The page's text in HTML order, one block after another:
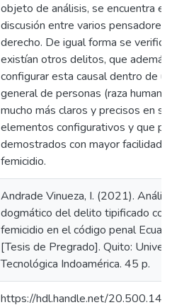
objeto de análisis, se encuentra
discusión entre varios pensadores
derecho. De igual forma se
existían otros delitos, que
configurar esta causal dentro de
general de personas (raza
mucho más claros y precisos en
elementos configurativos y que
demostrados con mayor facilidad
femicidio.
Andrade Vinueza, I. (2021).
dogmático del delito tipificado
femicidio en el código penal
[Tesis de Pregrado]. Quito:
Tecnológica Indoamérica. 45 p.
https://hdl.handle.net/